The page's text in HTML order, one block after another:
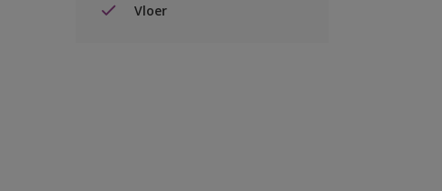
Vloer